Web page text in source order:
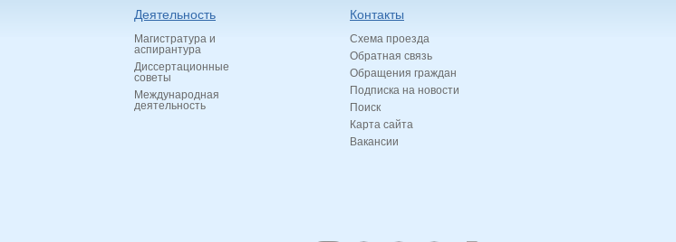
Деятельность
Магистратура и
аспирантура
Диссертационные
советы
Международная
деятельность
Контакты
Схема проезда
Обратная связь
Обращения граждан
Подписка на новости
Поиск
Карта сайта
Вакансии